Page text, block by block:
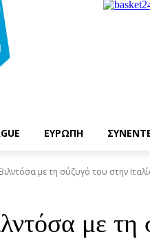
ΕΥΡΩΠΗ
με τη σύζυγό του στην
με τη